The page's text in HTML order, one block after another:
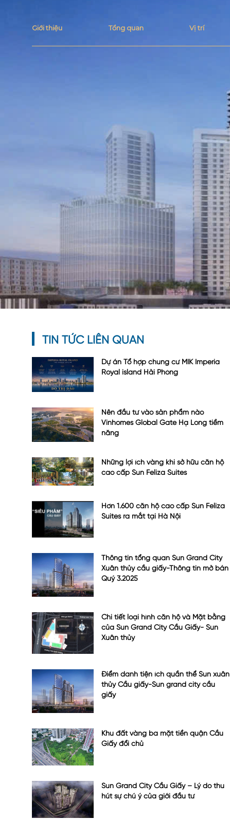
Giới thiệu Tổng quan Vị trí
TIN TỨC LIÊN QUAN
Dự án Tổ hợp chung cư MIK Imperia
Royal island Hải Phòng
Nên đầu tư vào sản phẩm nào
Vinhomes Global Gate Hạ Long tiềm
năng
Những lợi ích vàng khi sở hữu căn hộ
cao cấp Sun Feliza Suites
Hơn 1.600 căn hộ cao cấp Sun Feliza
Suites ra mắt tại Hà Nội
Thông tin tổng quan Sun Grand City
Xuân thủy cầu giấy-Thông tin mở bán
Quý 3.2025
Chi tiết loại hình căn hộ và Mặt bằng
của Sun Grand City Cầu Giấy- Sun
Xuân thủy
Điểm danh tiện ích quần thể Sun xuân
thủy Cầu giấy-Sun grand city cầu
giấy
Khu đất vàng ba mặt tiền quận Cầu
Giấy đổi chủ
Sun Grand City Cầu Giấy – Lý do thu
hút sự chú ý của giới đầu tư